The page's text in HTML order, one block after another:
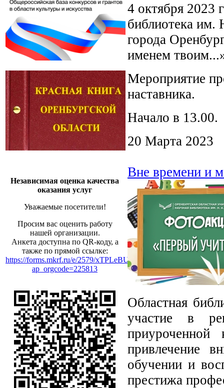
Независимая оценка качества
оказания услуг
Уважаемые посетители!
Просим вас оценить работу
нашей организации.
Анкета доступна по QR-коду, а
также по прямой ссылке:
https://forms.mkrf.ru/e/2579/xTPLeBU7/?
ap_orgcode=225813
4 октября 2023
библиотека им.
города
именем
Мероприятие
наставника.
Начало в 13.00.
20 Марта 2023
Вне времени и
Областная
участие в
привлечение
обучении и
престижа